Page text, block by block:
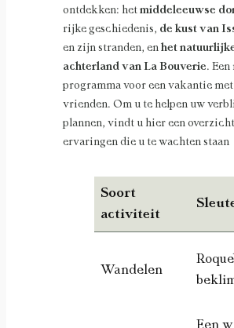
ontdekken: het middeleeuwse
rijke geschiedenis, de kust van
en zijn stranden, en het
achterland van La Bouverie.
programma voor een vakantie
vrienden. Om u te helpen uw
plannen, vindt u hier een
ervaringen die u te wachten staan
Soort
activiteit
Wandelen